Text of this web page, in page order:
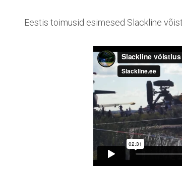
Eestis toimusid esimesed Slackline